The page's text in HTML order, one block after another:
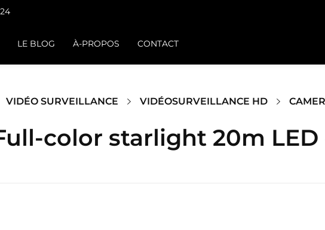
LE BLOG À-PROPOS CONTACT
VIDÉO SURVEILLANCE VIDÉOSURVEILLANCE HD
color starlight 20m